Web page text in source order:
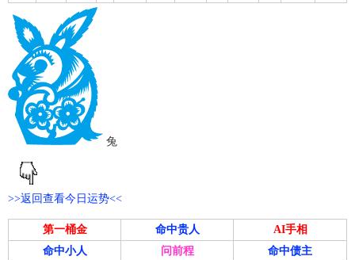
兔
>>返回查看今日运势<<
第一桶金 命中贵人
AI手相
命中小人
问前程 命中债主